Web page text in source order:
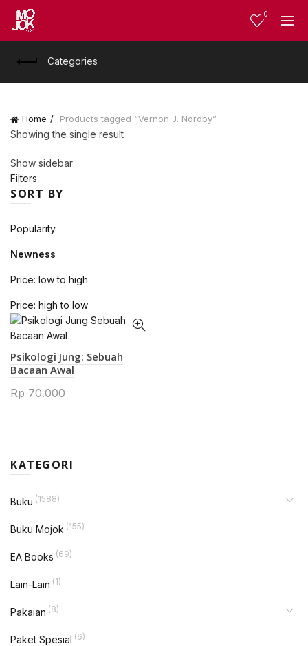
0
Categories
Home Products tagged “Vernon J. Nordby”
Showing the single result
Show sidebar
Filters
SORT BY
Popularity
Newness
Price: low to high
Price: high to low
Psikologi Jung: Sebuah
Bacaan Awal
Rp 70.000
KATEGORI
Buku (1588)
Buku Mojok (155)
EA Books (69)
Lain-Lain (1)
Pakaian (8)
Paket Spesial (6)